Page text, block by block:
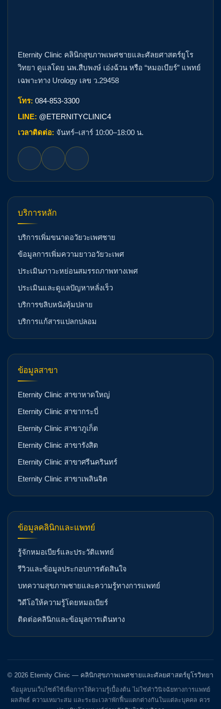
Eternity Clinic คลินิกสุขภาพเพศชายและศัลยศาสตร์ยูโร
วิทยา ดูแลโดย นพ.สืบพงษ์ เอ่งฉ้วน หรือ “หมอเบียร์” แพทย์
เฉพาะทาง Urology เลข ว.29458
โทร: 084-853-3300
LINE: @ETERNITYCLINIC4
เวลาติดต่อ: จันทร์–เสาร์ 10:00–18:00 น.
บริการหลัก
บริการเพิ่มขนาดอวัยวะเพศชาย
ข้อมูลการเพิ่มความยาวอวัยวะเพศ
ประเมินภาวะหย่อนสมรรถภาพทางเพศ
ประเมินและดูแลปัญหาหลั่งเร็ว
บริการขลิบหนังหุ้มปลาย
บริการแก้สารแปลกปลอม
ข้อมูลสาขา
Eternity Clinic สาขาหาดใหญ่
Eternity Clinic สาขากระบี่
Eternity Clinic สาขาภูเก็ต
Eternity Clinic สาขารังสิต
Eternity Clinic สาขาศรีนครินทร์
Eternity Clinic สาขาเพลินจิต
ข้อมูลคลินิกและแพทย์
รู้จักหมอเบียร์และประวัติแพทย์
รีวิวและข้อมูลประกอบการตัดสินใจ
บทความสุขภาพชายและความรู้ทางการแพทย์
วิดีโอให้ความรู้โดยหมอเบียร์
ติดต่อคลินิกและข้อมูลการเดินทาง
© 2026 Eternity Clinic — คลินิกสุขภาพเพศชายและศัลยศาสตร์ยูโรวิทยา
ข้อมูลบนเว็บไซต์ใช้เพื่อการให้ความรู้เบื้องต้น ไม่ใช่คำวินิจฉัยทางการแพทย์
ผลลัพธ์ ความเหมาะสม และระยะเวลาพักฟื้นแตกต่างกันในแต่ละบุคคล ควร